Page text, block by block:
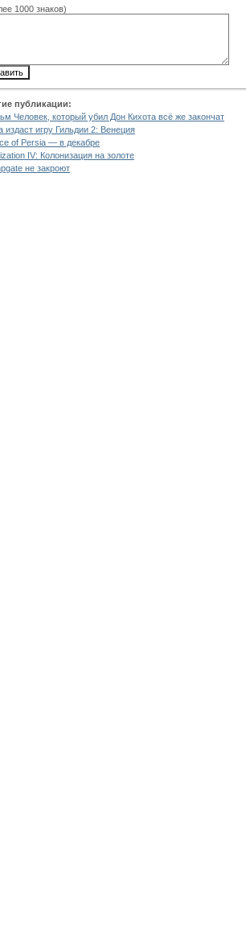
1000 знаков)
публикации:
Человек, который убил Дон Кихота всё же закончат
издаст игру Гильдии 2: Венеция
of Persia — в декабре
IV: Колонизация на золоте
не закроют